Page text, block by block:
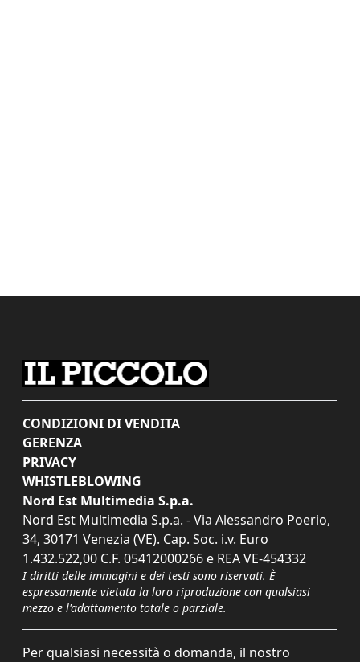
CONDIZIONI DI VENDITA
GERENZA
PRIVACY
WHISTLEBLOWING
Nord Est Multimedia S.p.a.
Nord Est Multimedia S.p.a. - Via Alessandro Poerio,
34, 30171 Venezia (VE). Cap. Soc. i.v. Euro
1.432.522,00 C.F. 05412000266 e REA VE-454332
I diritti delle immagini e dei testi sono riservati. È
espressamente vietata la loro riproduzione con qualsiasi
mezzo e l'adattamento totale o parziale.
Per qualsiasi necessità o domanda, il nostro